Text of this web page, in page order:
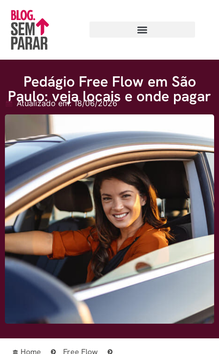
Pedágio Free Flow em São
Paulo: veja locais e onde pagar
Atualizado em: 18/06/2026
Home
Free Flow